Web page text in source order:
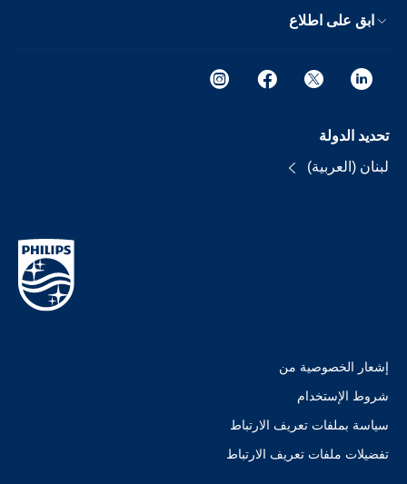
ابق على اطلاع
تحديد الدولة
لبنان (العربية)
إشعار الخصوصية من
شروط الإستخدام
سياسة بملفات تعريف الارتباط
تفضيلات ملفات تعريف الارتباط